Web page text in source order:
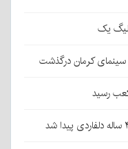
یک
سینمای کرمان درگذشت